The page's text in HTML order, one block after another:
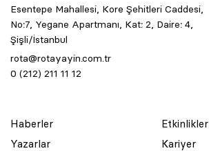
Esentepe Mahallesi, Kore Şehitleri Caddesi,
No:7, Yegane Apartmanı, Kat: 2, Daire: 4,
Şişli/İstanbul
rota@rotayayin.com.tr
0 (212) 211 11 12
Haberler
Yazarlar
Etkinlikler
Kariyer